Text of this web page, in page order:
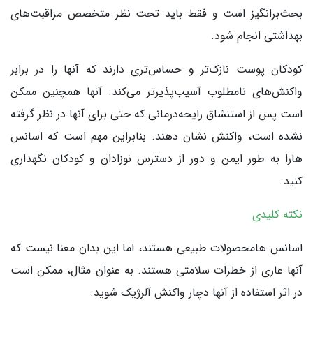
بحث‌برانگیز است و فقط باید تحت نظر متخصص مراقبت‌های
بهداشتی انجام شود.
کودکان پوست نازک‌تر و حساس‌تری دارند که آنها را در برابر
واکنش‌های نامطلوب آسیب‌پذیرتر می‌کند. آنها همچنین ممکن
است پس از استنشاق رایحه‌درمانی که حتی برای آنها در نظر گرفته
نشده است، واکنش نشان دهند. بنابراین مهم است که اسانس
هارا به طور ایمن و دور از دسترس نوزادان و کودکان نگهداری
کنید.
نکته کلیدی
اسانس هامحصولات طبیعی هستند، اما این بدان معنا نیست که
آنها عاری از خطرات سلامتی هستند. به عنوان مثال، ممکن است
در اثر استفاده از آنها دچار واکنش آلرژیک شوید.